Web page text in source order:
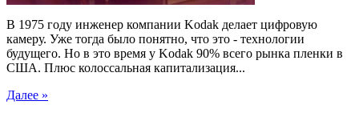
В 1975 году инженер компании Kodak делает цифровую
камеру. Уже тогда было понятно, что это - технологии
будущего. Но в это время у Kodak 90% всего рынка пленки в
США. Плюс колоссальная капитализация...
Далее »